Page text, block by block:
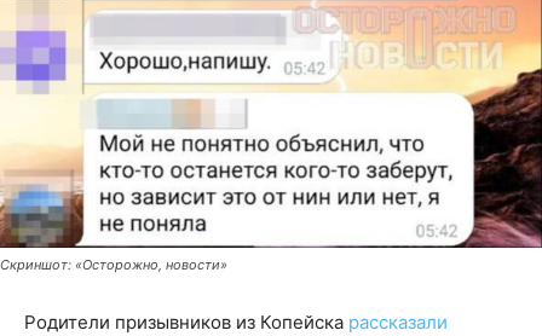
Скриншот: «Осторожно, новости»
Родители призывников из Копейска рассказали